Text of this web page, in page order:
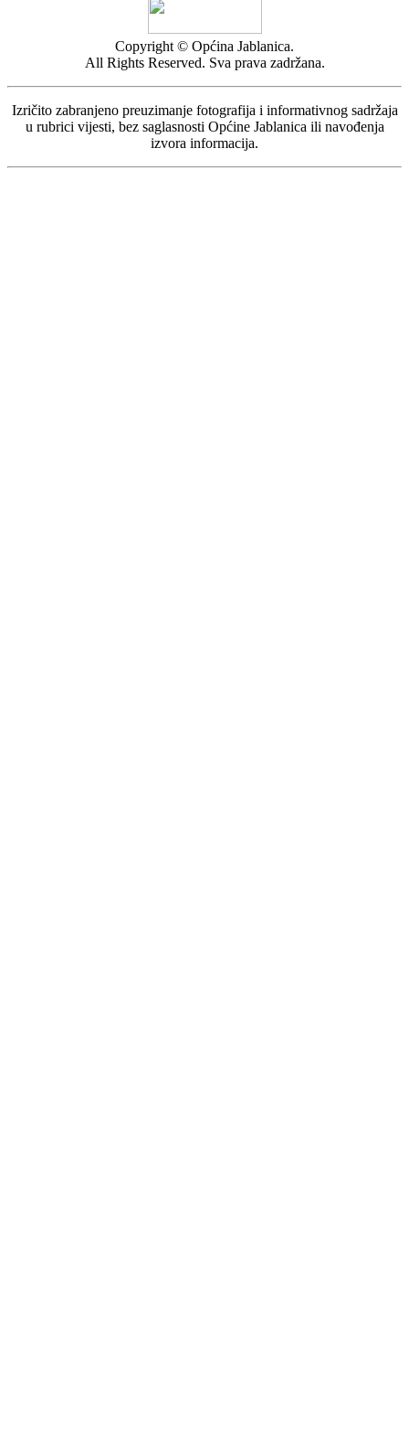
Copyright © Općina Jablanica.
All Rights Reserved. Sva prava zadržana.
Izričito zabranjeno preuzimanje fotografija i informativnog sadržaja
u rubrici vijesti, bez saglasnosti Općine Jablanica ili navođenja
izvora informacija.